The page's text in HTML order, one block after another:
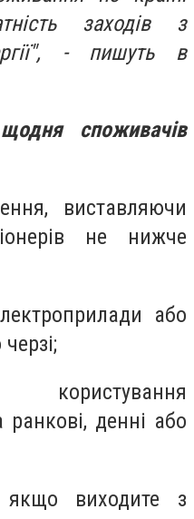
заходів з
- пишуть в
споживачів
виставляючи
не нижче
або
денні або
якщо виходите з